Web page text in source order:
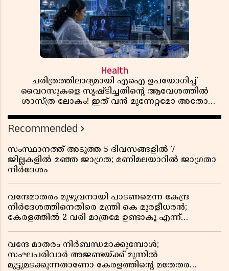
Health
ചരിത്രത്തിലാദ്യമായി എഐ ഉപയോഗിച്ച്
വൈറസുകളെ സൃഷ്ടിച്ചതിന്റെ ആവേശത്തിൽ
ശാസ്ത്ര ലോകം! ഇത് വൻ മുന്നേറ്റമോ അതോ
Recommended
സംസ്ഥാനത്ത് അടുത്ത 5 ദിവസങ്ങളിൽ 7
ജില്ലകളിൽ മഞ്ഞ ജാഗ്രത; മണിമലയാറിൽ ജാഗ്രതാ
നിർദേശം
വന്ദേമാതരം മുഴുവനായി പാടണമെന്ന കേന്ദ്ര
നിർദേശത്തിനെതിരെ മന്ത്രി കെ മുരളീധരൻ;
കേരളത്തിൽ 2 വരി മാത്രമേ ഉണ്ടാകൂ എന്ന്
വന്ദേ മാതരം നിർബന്ധമാക്കുമ്പോൾ;
സംഘപരിവാർ അജണ്ടയ്ക്ക് മുന്നിൽ
മുട്ടുമടക്കുന്നതാണോ കേരളത്തിന്റെ മതേതര